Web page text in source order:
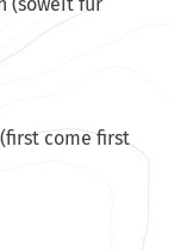
come first